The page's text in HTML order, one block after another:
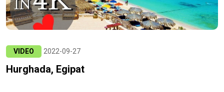
VIDEO 2022-09-27
Hurghada, Egipat